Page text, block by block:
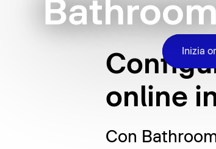
Inizia
online
Con